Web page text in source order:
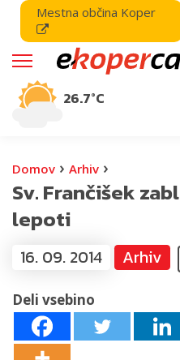
Mestna občina Koper
26.7°C
Domov › Arhiv ›
Sv. Frančišek
lepoti
16. 09. 2014 Arhiv
Deli vsebino